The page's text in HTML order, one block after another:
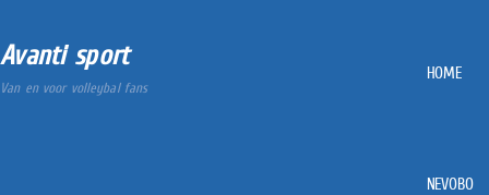
Avanti sport
Van en voor volleybal fans
HOME
NEVOBO